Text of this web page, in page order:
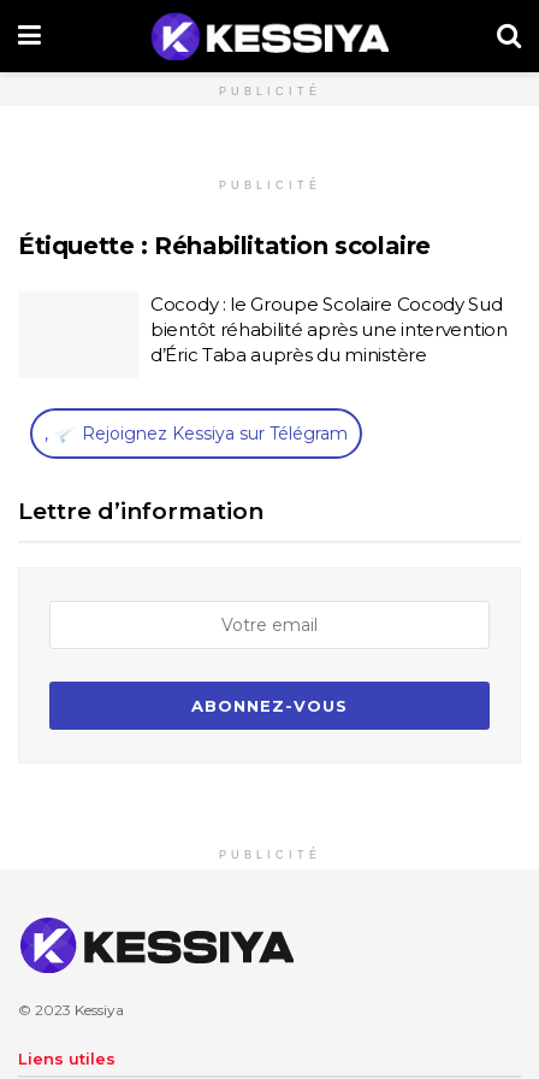
PUBLICITÉ
PUBLICITÉ
Étiquette : Réhabilitation scolaire
Cocody : le Groupe Scolaire Cocody Sud
bientôt réhabilité après une intervention
d’Éric Taba auprès du ministère
, Rejoignez Kessiya sur Télégram
Lettre d’information
PUBLICITÉ
© 2023 Kessiya
Liens utiles